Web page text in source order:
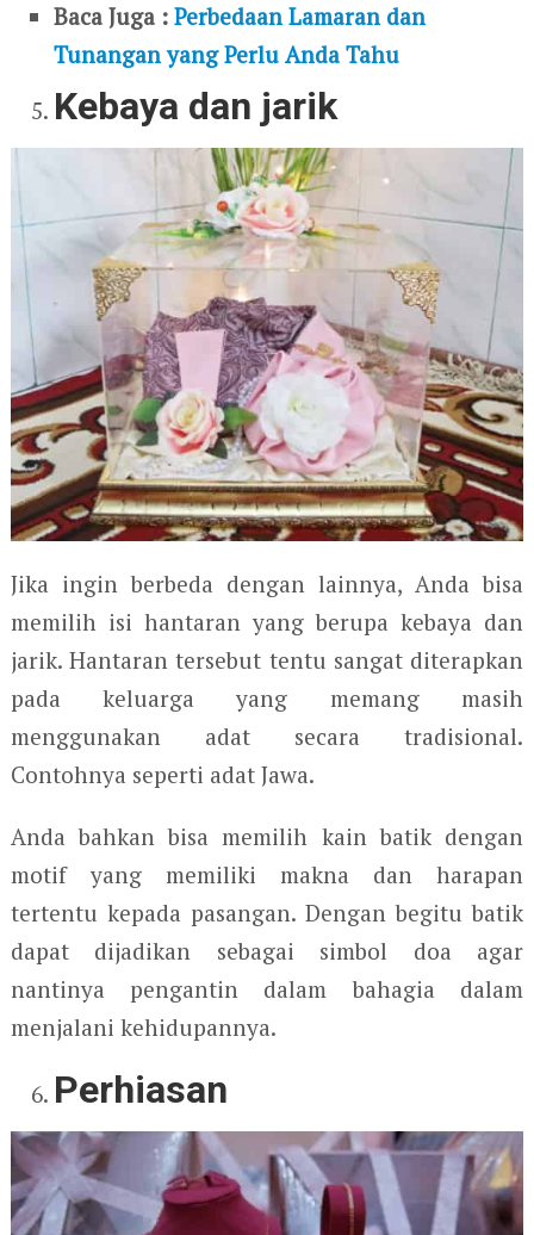
Baca Juga :Perbedaan Lamaran dan
Tunangan yang Perlu Anda Tahu
Kebaya dan jarik
Jika ingin berbeda dengan lainnya, Anda bisa
memilih isi hantaran yang berupa kebaya dan
jarik. Hantaran tersebut tentu sangat diterapkan
pada keluarga yang memang masih
menggunakan adat secara tradisional.
Contohnya seperti adat Jawa.
Anda bahkan bisa memilih kain batik dengan
motif yang memiliki makna dan harapan
tertentu kepada pasangan. Dengan begitu batik
dapat dijadikan sebagai simbol doa agar
nantinya pengantin dalam bahagia dalam
menjalani kehidupannya.
Perhiasan